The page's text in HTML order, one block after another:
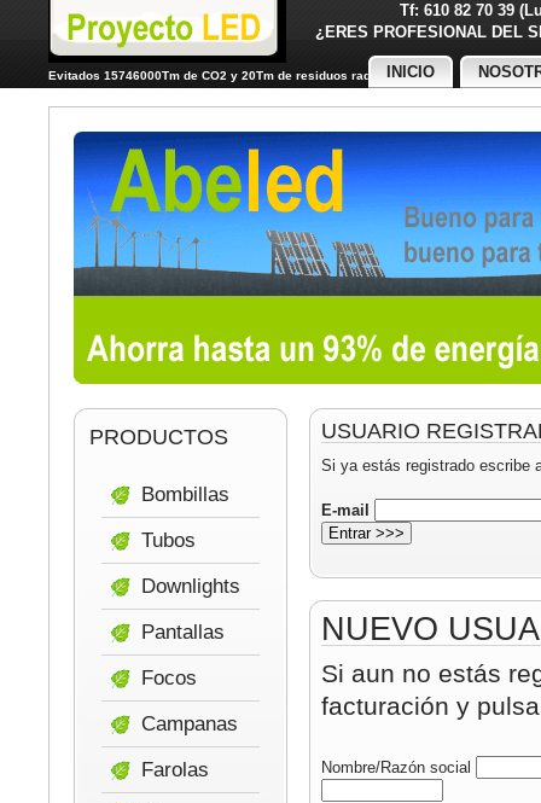
Tf: 610 82 70 39
¿ERES PROFESIONAL
Evitados 15746000Tm de CO2 y 20Tm de residuos radiactivos
INICIO
USUARIO
Si ya estás registrado escribe
E-mail
NUEVO
Si aun no estás
facturación y
Nombre/Razón social
PRODUCTOS
Bombillas
Tubos
Downlights
Pantallas
Focos
Campanas
Farolas